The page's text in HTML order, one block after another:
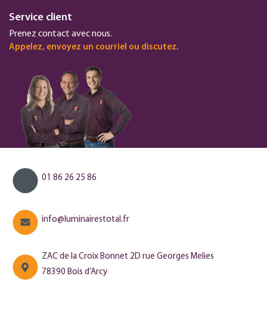
Service client
Prenez contact avec nous.
Appelez, envoyez un courriel ou discutez.
01 86 26 25 86
info@luminairestotal.fr
ZAC de la Croix Bonnet 2D rue Georges Melies
78390 Bois d’Arcy